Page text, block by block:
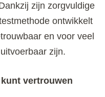
zijn zorgvuldige
ontwikkelt
en voor veel
zijn.
vertrouwen